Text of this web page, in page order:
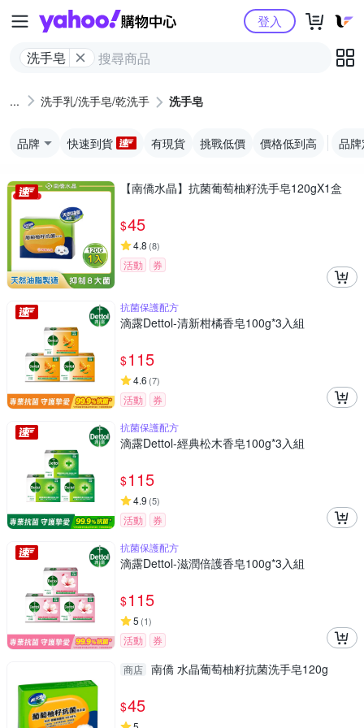
Yahoo購物中心
洗手皂
登入
洗手乳/洗手皂/乾洗手 洗手皂
品牌 快速到貨 有現貨 挑戰低價 價格低到高 品
【南僑水晶】抗菌葡萄柚籽洗手皂120gX1盒
$45
4.8 (8)
活動 券
抗菌保護配方
滴露Dettol-清新柑橘香皂100g*3入組
$115
4.6 (7)
活動
券
抗菌保護配方
滴露Dettol-經典松木香皂100g*3入組
$115
4.9 (5)
活動
券
抗菌保護配方
滴露Dettol-滋潤倍護香皂100g*3入組
$115
5 (1)
活動 券
商店 南僑 水晶葡萄柚籽抗菌洗手皂120g
$45